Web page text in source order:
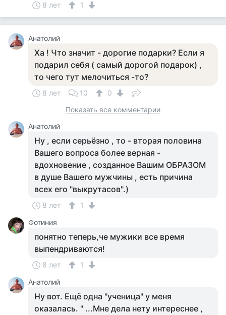
8 лет 1
Анатолий
Ха ! Что значит - дорогие подарки? Если я
подарил себя ( самый дорогой подарок) ,
то чего тут мелочиться -то?
8 лет 10
0
Показать все комментарии
Анатолий
Ну , если серьёзно , то - вторая половина
Вашего вопроса более верная -
вдохновение , созданное Вашим ОБРАЗОМ
в душе Вашего мужчины , есть причина
всех его "выкрутасов".)
8 лет
1
Фотиния
понятно теперь,че мужики все время
выпендриваются!
8 лет
1
Анатолий
Ну вот. Ещё одна "ученица" у меня
оказалась. " ...Мне дела нету интереснее ,